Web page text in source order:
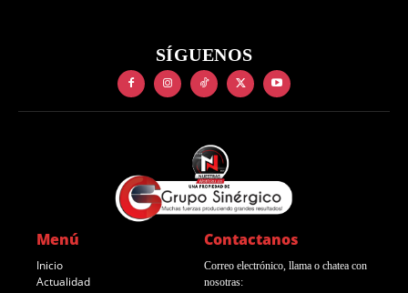
SÍGUENOS
Menú
Inicio
Actualidad
Contactanos
Correo electrónico, llama o chatea con
nosotras: